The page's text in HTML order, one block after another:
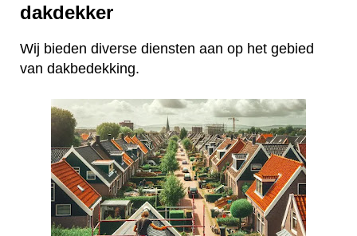
dakdekker
Wij bieden diverse diensten aan op het gebied
van dakbedekking.